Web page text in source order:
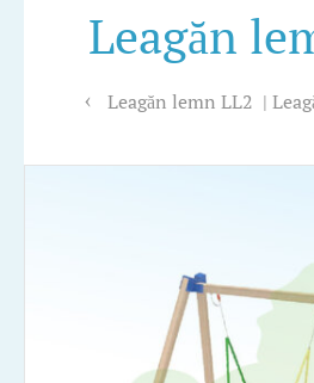
Leagăn
Leagăn lemn LL2